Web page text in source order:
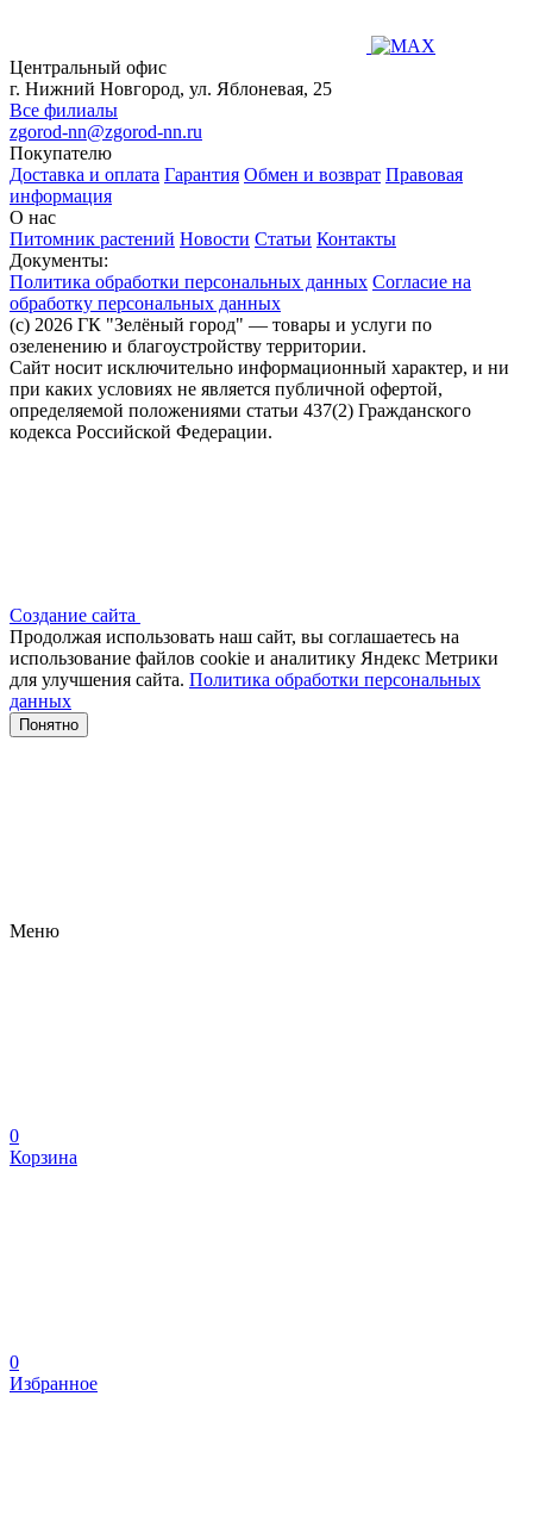
Центральный офис
г. Нижний Новгород, ул. Яблоневая, 25
Все филиалы
zgorod-nn@zgorod-nn.ru
Покупателю
Доставка и оплата Гарантия Обмен и возврат Правовая
информация
О нас
Питомник растений Новости Статьи Контакты
Документы:
Политика обработки персональных данных Согласие на
обработку персональных данных
(c) 2026 ГК "Зелёный город" — товары и услуги по
озеленению и благоустройству территории.
Сайт носит исключительно информационный характер, и ни
при каких условиях не является публичной офертой,
определяемой положениями статьи 437(2) Гражданского
кодекса Российской Федерации.
Создание сайта
Продолжая использовать наш сайт, вы соглашаетесь на
использование файлов сооkіе и аналитику Яндекс Метрики
для улучшения сайта. Политика обработки персональных
данных
Понятно
Меню
0
Корзина
0
Избранное